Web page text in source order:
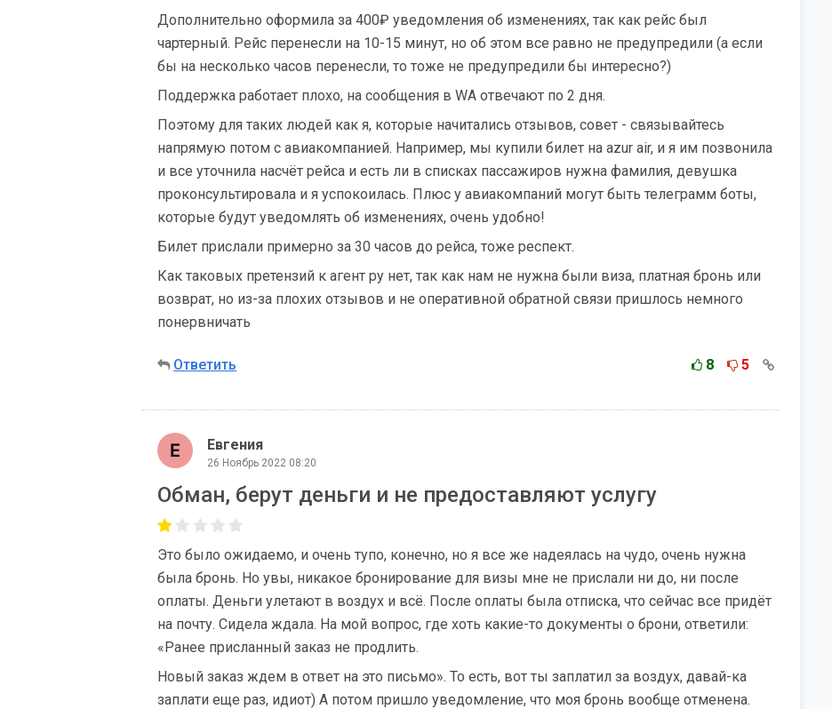
Дополнительно оформила за 400₽ уведомления об изменениях, так как рейс был
чартерный. Рейс перенесли на 10-15 минут, но об этом все равно не предупредили (а если
бы на несколько часов перенесли, то тоже не предупредили бы интересно?)
Поддержка работает плохо, на сообщения в WA отвечают по 2 дня.
Поэтому для таких людей как я, которые начитались отзывов, совет - связывайтесь
напрямую потом с авиакомпанией. Например, мы купили билет на azur air, и я им позвонила
и все уточнила насчёт рейса и есть ли в списках пассажиров нужна фамилия, девушка
проконсультировала и я успокоилась. Плюс у авиакомпаний могут быть телеграмм боты,
которые будут уведомлять об изменениях, очень удобно!
Билет прислали примерно за 30 часов до рейса, тоже респект.
Как таковых претензий к агент ру нет, так как нам не нужна были виза, платная бронь или
возврат, но из-за плохих отзывов и не оперативной обратной связи пришлось немного
понервничать
Ответить 8 5
Евгения
26 Ноябрь 2022 08:20
Обман, берут деньги и не предоставляют услугу
Это было ожидаемо, и очень тупо, конечно, но я все же надеялась на чудо, очень нужна
была бронь. Но увы, никакое бронирование для визы мне не прислали ни до, ни после
оплаты. Деньги улетают в воздух и всё. После оплаты была отписка, что сейчас все придёт
на почту. Сидела ждала. На мой вопрос, где хоть какие-то документы о брони, ответили:
«Ранее присланный заказ не продлить.
Новый заказ ждем в ответ на это письмо». То есть, вот ты заплатил за воздух, давай-ка
заплати еще раз, идиот) А потом пришло уведомление, что моя бронь вообще отменена.